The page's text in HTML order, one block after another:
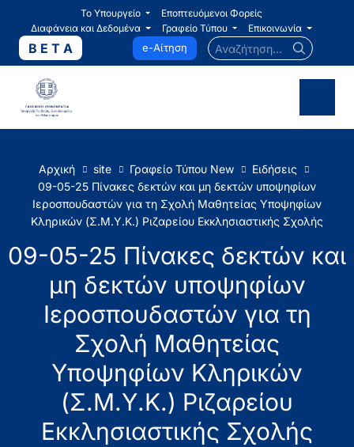
Το Υπουργείο
Εποπτευόμενοι Φορείς
Διαφάνεια και Δεδομένα
Γραφείο Τύπου Επικοινωνία
B E T A e-Αίτηση Αναζήτηση...
Αρχική site Γραφείο Τύπου New
Ειδήσεις
09-05-25 Πίνακες δεκτών και μη δεκτών υποψηφίων
Ιεροσπουδαστών για τη Σχολή Μαθητείας Υποψηφίων
Κληρικών (Σ.Μ.Υ.Κ.) Ριζαρείου Εκκλησιαστικής Σχολής
09-05-25 Πίνακες δεκτών και
μη δεκτών υποψηφίων
Ιεροσπουδαστών για τη
Σχολή Μαθητείας
Υποψηφίων Κληρικών
(Σ.Μ.Υ.Κ.) Ριζαρείου
Εκκλησιαστικής Σχολής